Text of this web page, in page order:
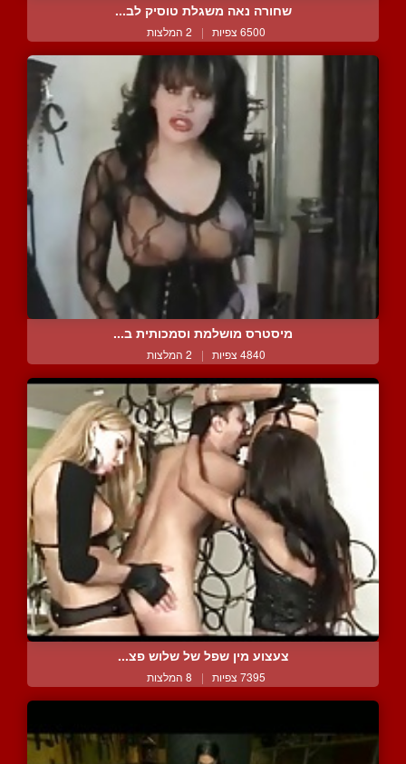
שחורה נאה משגלת טוסיק לב...
6500 צפיות | 2 המלצות
מיסטרס מושלמת וסמכותית ב...
4840 צפיות | 2 המלצות
צעצוע מין שפל של שלוש פצ...
7395 צפיות | 8 המלצות